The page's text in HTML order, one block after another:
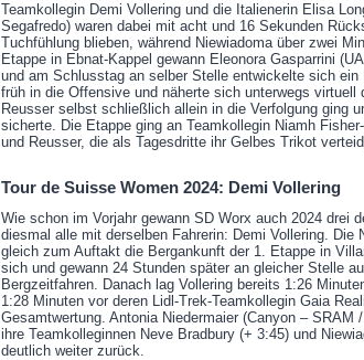
Teamkollegin Demi Vollering und die Italienerin Elisa
Segafredo) waren dabei mit acht und 16 Sekunden
Tuchfühlung blieben, während Niewiadoma über zwei
Etappe in Ebnat-Kappel gewann Eleonora Gasparrini
und am Schlusstag an selber Stelle entwickelte sich ein
früh in die Offensive und näherte sich unterwegs virtuell
Reusser selbst schließlich allein in die Verfolgung ging
sicherte. Die Etappe ging an Teamkollegin Niamh
und Reusser, die als Tagesdritte ihr Gelbes Trikot
Tour de Suisse Women 2024: Demi Vollering
Wie schon im Vorjahr gewann SD Worx auch 2024 drei
diesmal alle mit derselben Fahrerin: Demi Vollering. Die
gleich zum Auftakt die Bergankunft der 1. Etappe in
sich und gewann 24 Stunden später an gleicher Stelle
Bergzeitfahren. Danach lag Vollering bereits 1:26
1:28 Minuten vor deren Lidl-Trek-Teamkollegin Gaia
Gesamtwertung. Antonia Niedermaier (Canyon – SRAM
ihre Teamkolleginnen Neve Bradbury (+ 3:45) und
deutlich weiter zurück.